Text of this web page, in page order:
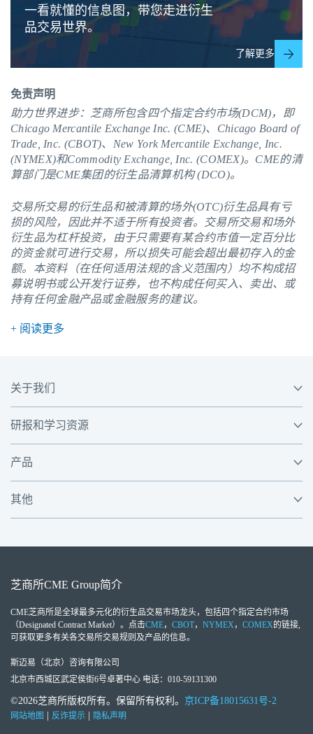
一看就懂的信息图，带您走进衍生
品交易世界。
了解更多
免责声明
助力世界进步：芝商所包含四个指定合约市场(DCM)，即
Chicago Mercantile Exchange Inc. (CME)、Chicago Board of
Trade, Inc. (CBOT)、New York Mercantile Exchange, Inc.
(NYMEX)和Commodity Exchange, Inc. (COMEX)。 CME的清
算部门是CME集团的衍生品清算机构 (DCO)。
交易所交易的衍生品和被清算的场外(OTC)衍生品具有亏
损的风险，因此并不适于所有投资者。交易所交易和场外
衍生品为杠杆投资，由于只需要有某合约市值一定百分比
的资金就可进行交易，所以损失可能会超出最初存入的金
额。本资料（在任何适用法规的含义范围内）均不构成招
募说明书或公开发行证券，也不构成任何买入、卖出、或
持有任何金融产品或金融服务的建议。
+ 阅读更多
关于我们
研报和学习资源
产品
其他
芝商所CME Group简介
CME芝商所是全球最多元化的衍生品交易市场龙头，包括四个指定合约市场
（Designated Contract Market）。点击CME， CBOT， NYMEX， COMEX的链接,
可获取更多有关各交易所交易规则及产品的信息。
斯迈易（北京）咨询有限公司
北京市西城区武定侯街6号卓著中心 电话：010-59131300
©2026芝商所版权所有。保留所有权利。 京ICP备18015631号-2
网站地图 反诈提示 隐私声明